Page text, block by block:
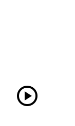
play_circle